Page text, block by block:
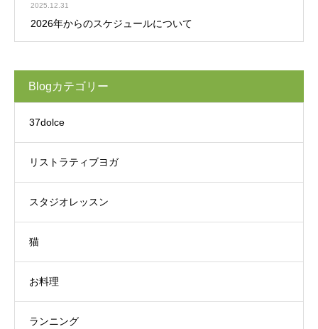
2025.12.31
2026年からのスケジュールについて
Blogカテゴリー
37dolce
リストラティブヨガ
スタジオレッスン
猫
お料理
ランニング